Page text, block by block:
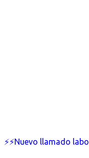
⚡⚡Nuevo llamado